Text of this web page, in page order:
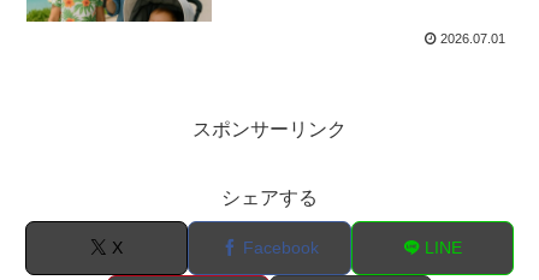
2026.07.01
スポンサーリンク
シェアする
X Facebook LINE